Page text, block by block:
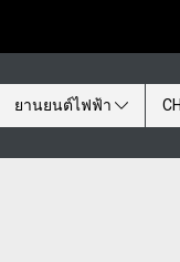
ยานยนต์ไฟฟ้า